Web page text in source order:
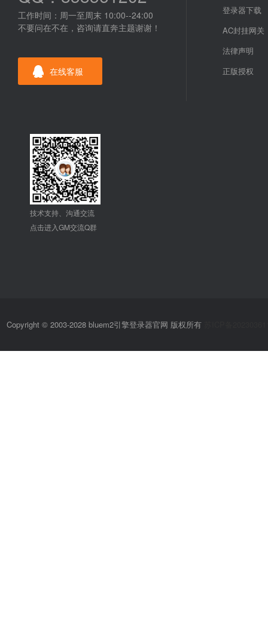
工作时间：周一至周末 10:00--24:00
不要问在不在，咨询请直奔主题谢谢！
在线客服
登录器下载
AC封挂网关
法律声明
正版授权
技术支持、沟通交流
点击进入GM交流Q群
Copyright © 2003-2028 bluem2引擎登录器官网 版权所有